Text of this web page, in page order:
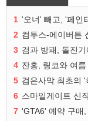
1 '오너' 빼고, '페인
2
3
4
5 검은사막 최초의
6 스마일게이트 신
7 'GTA6' 예약 구매